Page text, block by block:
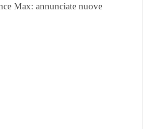
Max: annunciate nuove